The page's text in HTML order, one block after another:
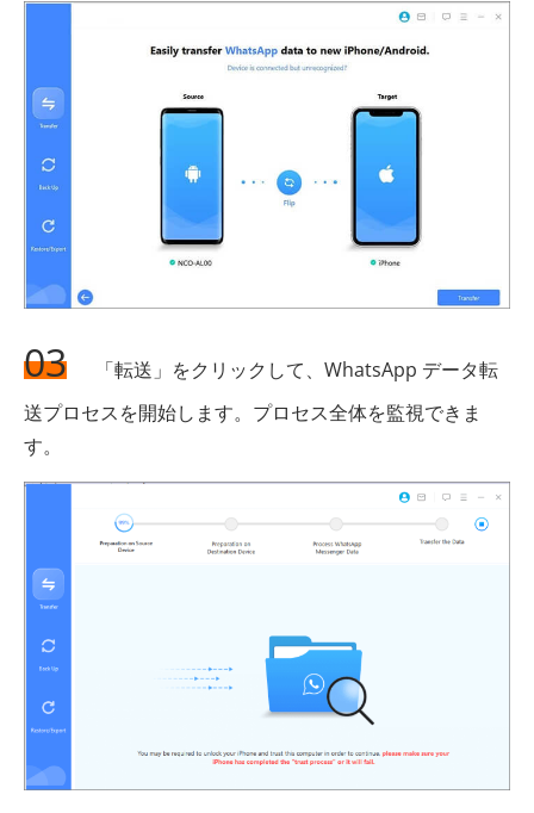
03
「転送」をクリックして、WhatsApp データ転
送プロセスを開始します。プロセス全体を監視できま
す。